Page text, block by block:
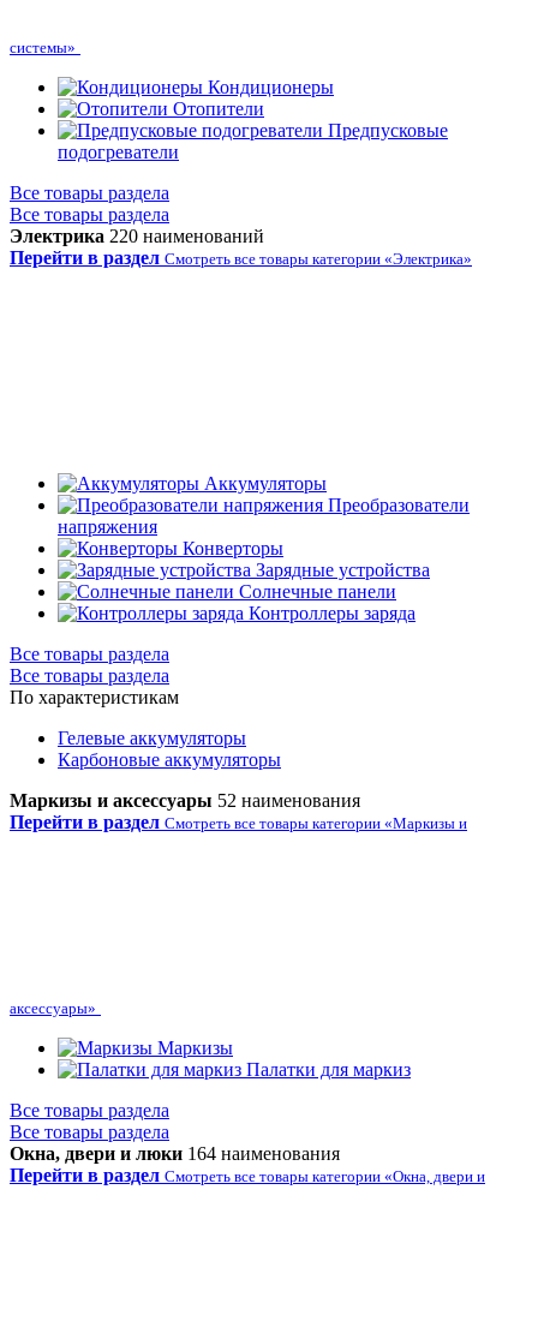
системы»
Кондиционеры
Отопители
Предпусковые
подогреватели
Все товары раздела
Все товары раздела
Электрика 220 наименований
Перейти в раздел Смотреть все товары категории «Электрика»
Аккумуляторы
Преобразователи
напряжения
Конверторы
Зарядные устройства
Солнечные панели
Контроллеры заряда
Все товары раздела
Все товары раздела
По характеристикам
Гелевые аккумуляторы
Карбоновые аккумуляторы
Маркизы и аксессуары 52 наименования
Перейти в раздел Смотреть все товары категории «Маркизы и
аксессуары»
Маркизы
Палатки для маркиз
Все товары раздела
Все товары раздела
Окна, двери и люки 164 наименования
Перейти в раздел Смотреть все товары категории «Окна, двери и